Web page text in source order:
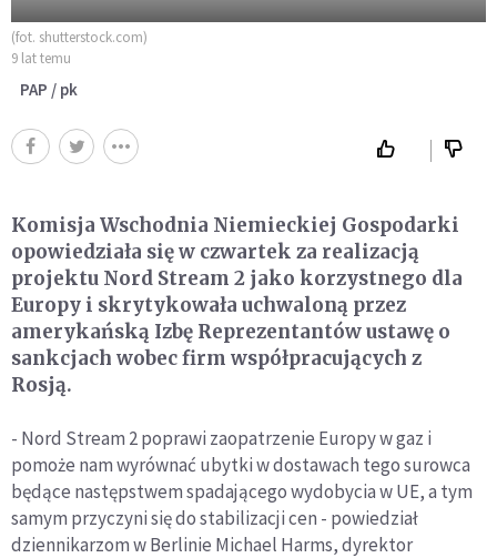
(fot. shutterstock.com)
9 lat temu
PAP / pk
Komisja Wschodnia Niemieckiej Gospodarki
opowiedziała się w czwartek za realizacją
projektu Nord Stream 2 jako korzystnego dla
Europy i skrytykowała uchwaloną przez
amerykańską Izbę Reprezentantów ustawę o
sankcjach wobec firm współpracujących z
Rosją.
- Nord Stream 2 poprawi zaopatrzenie Europy w gaz i
pomoże nam wyrównać ubytki w dostawach tego surowca
będące następstwem spadającego wydobycia w UE, a tym
samym przyczyni się do stabilizacji cen - powiedział
dziennikarzom w Berlinie Michael Harms, dyrektor